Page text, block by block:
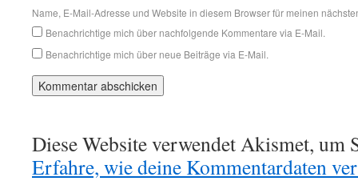
Name, E-Mail-Adresse und Website in diesem Browser für meinen
Benachrichtige mich über nachfolgende Kommentare via E-Mail.
Benachrichtige mich über neue Beiträge via E-Mail.
Diese Website verwendet Akismet, um
Erfahre, wie deine Kommentardaten